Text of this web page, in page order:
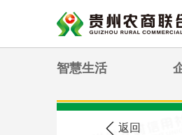
智慧生活
您现在的位置: 农
返回